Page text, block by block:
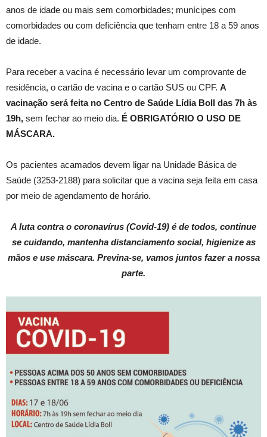
anos de idade ou mais sem comorbidades; munícipes com
comorbidades ou com deficiência que tenham entre 18 a 59 anos
de idade.
Para receber a vacina é necessário levar um comprovante de
residência, o cartão de vacina e o cartão SUS ou CPF. A
vacinação será feita no Centro de Saúde Lídia Boll das 7h às
19h, sem fechar ao meio dia. É OBRIGATÓRIO O USO DE
MÁSCARA.
Os pacientes acamados devem ligar na Unidade Básica de
Saúde (3253-2188) para solicitar que a vacina seja feita em casa
por meio de agendamento de horário.
A luta contra o coronavírus (Covid-19) é de todos, continue
se cuidando, mantenha distanciamento social, higienize as
mãos e use máscara. Previna-se, vamos juntos fazer a nossa
parte.